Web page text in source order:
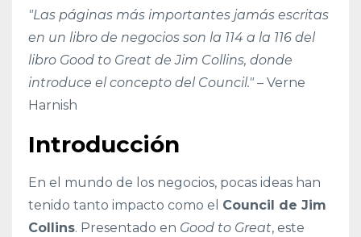
"Las páginas más importantes jamás escritas
en un libro de negocios son la 114 a la 116 del
libro Good to Great de Jim Collins, donde
introduce el concepto del Council." – Verne
Harnish
Introducción
En el mundo de los negocios, pocas ideas han
tenido tanto impacto como el Council de Jim
Collins. Presentado en Good to Great, este